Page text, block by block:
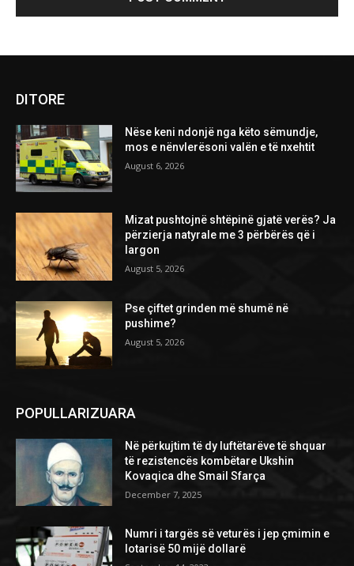
DITORE
Nëse keni ndonjë nga këto sëmundje,
mos e nënvlerësoni valën e të nxehtit
August 6, 2026
Mizat pushtojnë shtëpinë gjatë verës? Ja
përzierja natyrale me 3 përbërës që i
largon
August 5, 2026
Pse çiftet grinden më shumë në
pushime?
August 5, 2026
POPULLARIZUARA
Në përkujtim të dy luftëtarëve të shquar
të rezistencës kombëtare Ukshin
Kovaqica dhe Smail Sfarça
December 7, 2025
Numri i targës së veturës i jep çmimin e
lotarisë 50 mijë dollarë